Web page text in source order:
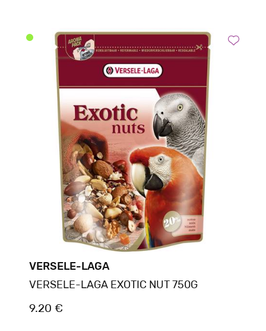
VERSELE-LAGA
VERSELE-LAGA EXOTIC NUT 750G
9.20 €